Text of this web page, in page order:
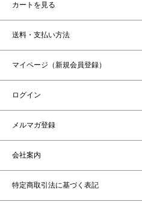
カートを見る
送料・支払い方法
マイページ（新規会員登録）
ログイン
メルマガ登録
会社案内
特定商取引法に基づく表記